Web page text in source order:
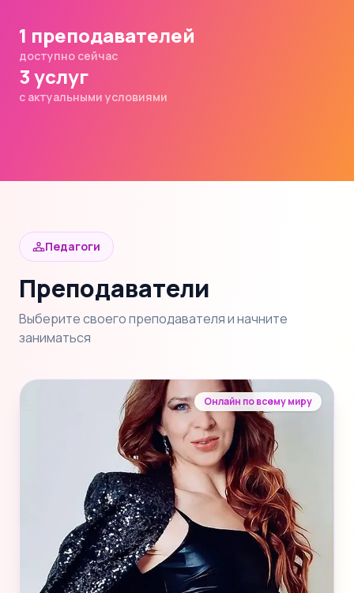
1 преподавателей
доступно сейчас
3 услуг
с актуальными условиями
Педагоги
Преподаватели
Выберите своего преподавателя и начните
заниматься
Онлайн по всему миру